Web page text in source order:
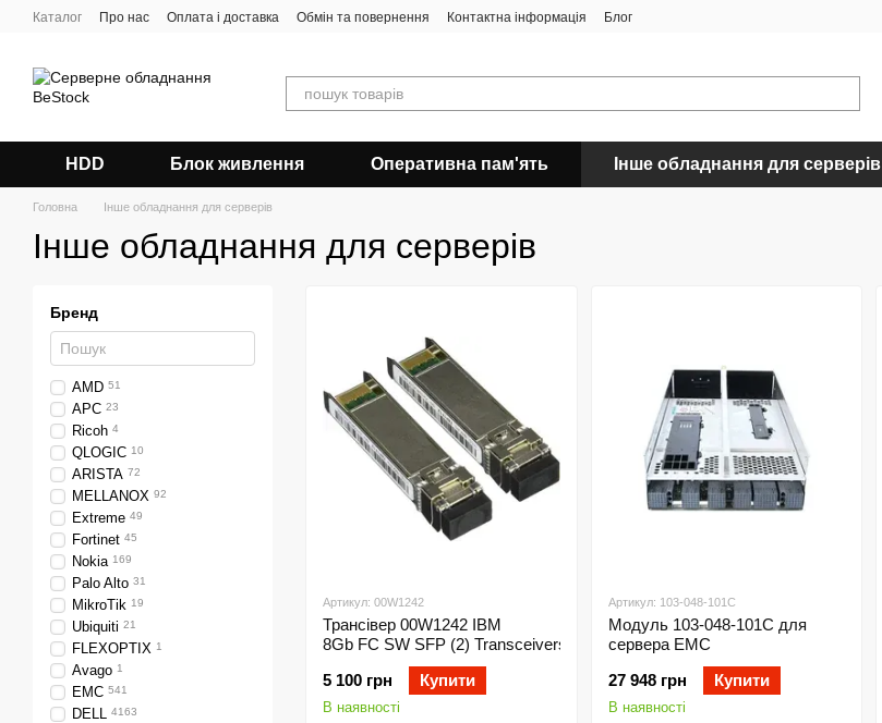
Перейти до основного контенту
Каталог Про нас Оплата і доставка Обмін та повернення Контактна інформація Блог
HDD Блок живлення Оперативна пам'ять Інше обладнання для серверів
Головна Інше обладнання для серверів
Інше обладнання для серверів
Артикул: 00W1242
Трансівер 00W1242 IBM
8Gb FC SW SFP (2) Transceivers (Pair)
5 100 грн
Купити
В наявності
Артикул: 103-048-101C
Модуль 103-048-101C для
сервера EMC
27 948 грн
Купити
В наявності
Бренд
AMD 51
APC 23
Ricoh 4
QLOGIC 10
ARISTA 72
MELLANOX 92
Extreme 49
Fortinet 45
Nokia 169
Palo Alto 31
MikroTik 19
Ubiquiti 21
FLEXOPTIX 1
Avago 1
EMC 541
DELL 4163